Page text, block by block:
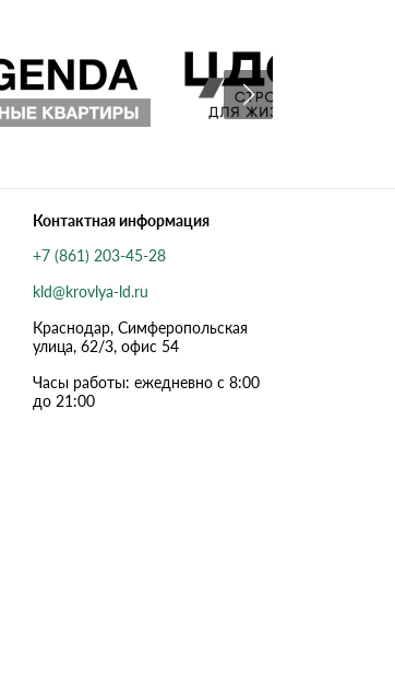
Контактная информация
+7 (861) 203-45-28
kld@krovlya-ld.ru
Краснодар, Симферопольская
улица, 62/3, офис 54
Часы работы: ежедневно с 8:00
до 21:00